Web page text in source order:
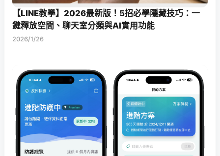
【LINE教學】2026最新版！5招必學隱藏技巧：一
鍵釋放空間、聊天室分類與AI實用功能
2026/1/26